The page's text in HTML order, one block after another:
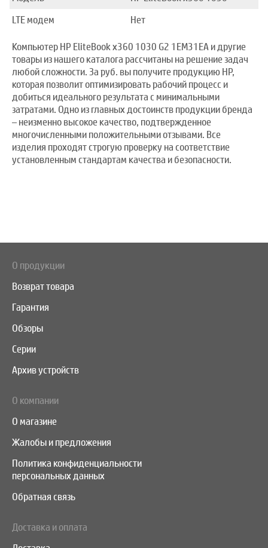
LTE модем
Нет
Компьютер HP EliteBook x360 1030 G2 1EM31EA и другие
товары из нашего каталога рассчитаны на решение задач
любой сложности. За руб. вы получите продукцию HP,
которая позволит оптимизировать рабочий процесс и
добиться идеального результата с минимальными
затратами. Одно из главных достоинств продукции бренда
– неизменно высокое качество, подтвержденное
многочисленными положительными отзывами. Все
изделия проходят строгую проверку на соответствие
установленным стандартам качества и безопасности.
О продукции
Возврат товара
Гарантия
Обзоры
Серии
Архив устройств
О компании
О магазине
Жалобы и предложения
Политика конфиденциальности
персональных данных
Обратная связь
Доставка и оплата